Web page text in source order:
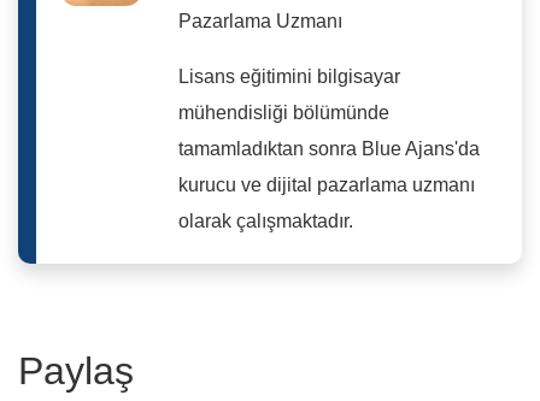
Pazarlama Uzmanı
Lisans eğitimini bilgisayar
mühendisliği bölümünde
tamamladıktan sonra Blue Ajans'da
kurucu ve dijital pazarlama uzmanı
olarak çalışmaktadır.
Paylaş